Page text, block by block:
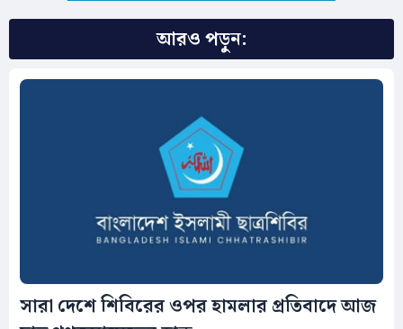
আরও পড়ুন:
সারা দেশে শিবিরের ওপর হামলার প্রতিবাদে আজ